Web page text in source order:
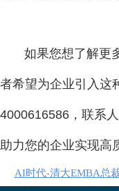
如果您想了解更
者希望为企业引入这
4000616586，联系
助力您的企业实现高
AI时代-清大EMBA总